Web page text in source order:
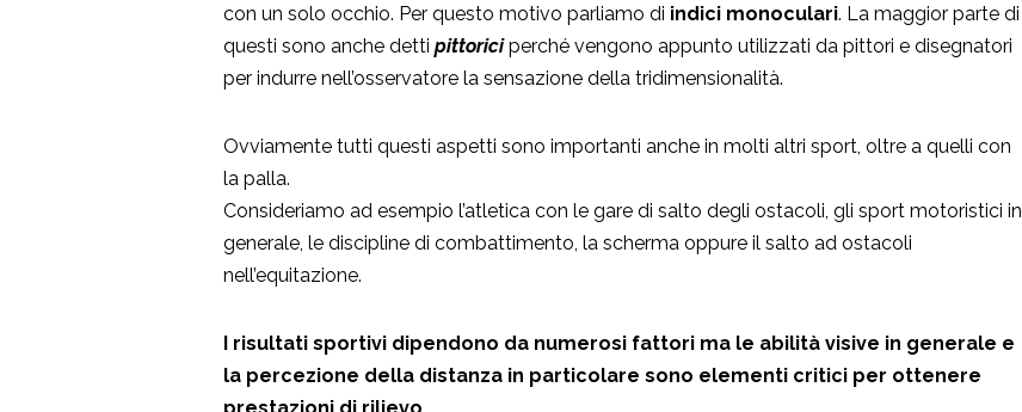
con un solo occhio. Per questo motivo parliamo di indici monoculari. La maggior parte di
questi sono anche detti pittorici perché vengono appunto utilizzati da pittori e disegnatori
per indurre nell’osservatore la sensazione della tridimensionalità.
Ovviamente tutti questi aspetti sono importanti anche in molti altri sport, oltre a quelli con
la palla.
Consideriamo ad esempio l’atletica con le gare di salto degli ostacoli, gli sport motoristici in
generale, le discipline di combattimento, la scherma oppure il salto ad ostacoli
nell’equitazione.
I risultati sportivi dipendono da numerosi fattori ma le abilità visive in generale e
la percezione della distanza in particolare sono elementi critici per ottenere
prestazioni di rilievo.